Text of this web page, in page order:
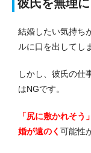
彼氏を無理
結婚したい気持ち
ルに口を出してし
しかし、彼氏の仕
はNGです。
「尻に敷かれそ
婚が遠のく 可能性